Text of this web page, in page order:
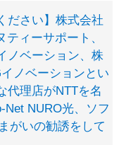
ださい】株式会社
ティーサポート、
ノベーション、株
ノベーションとい
代理店がNTTを名
Net NURO光、ソフ
がいの勧誘をして